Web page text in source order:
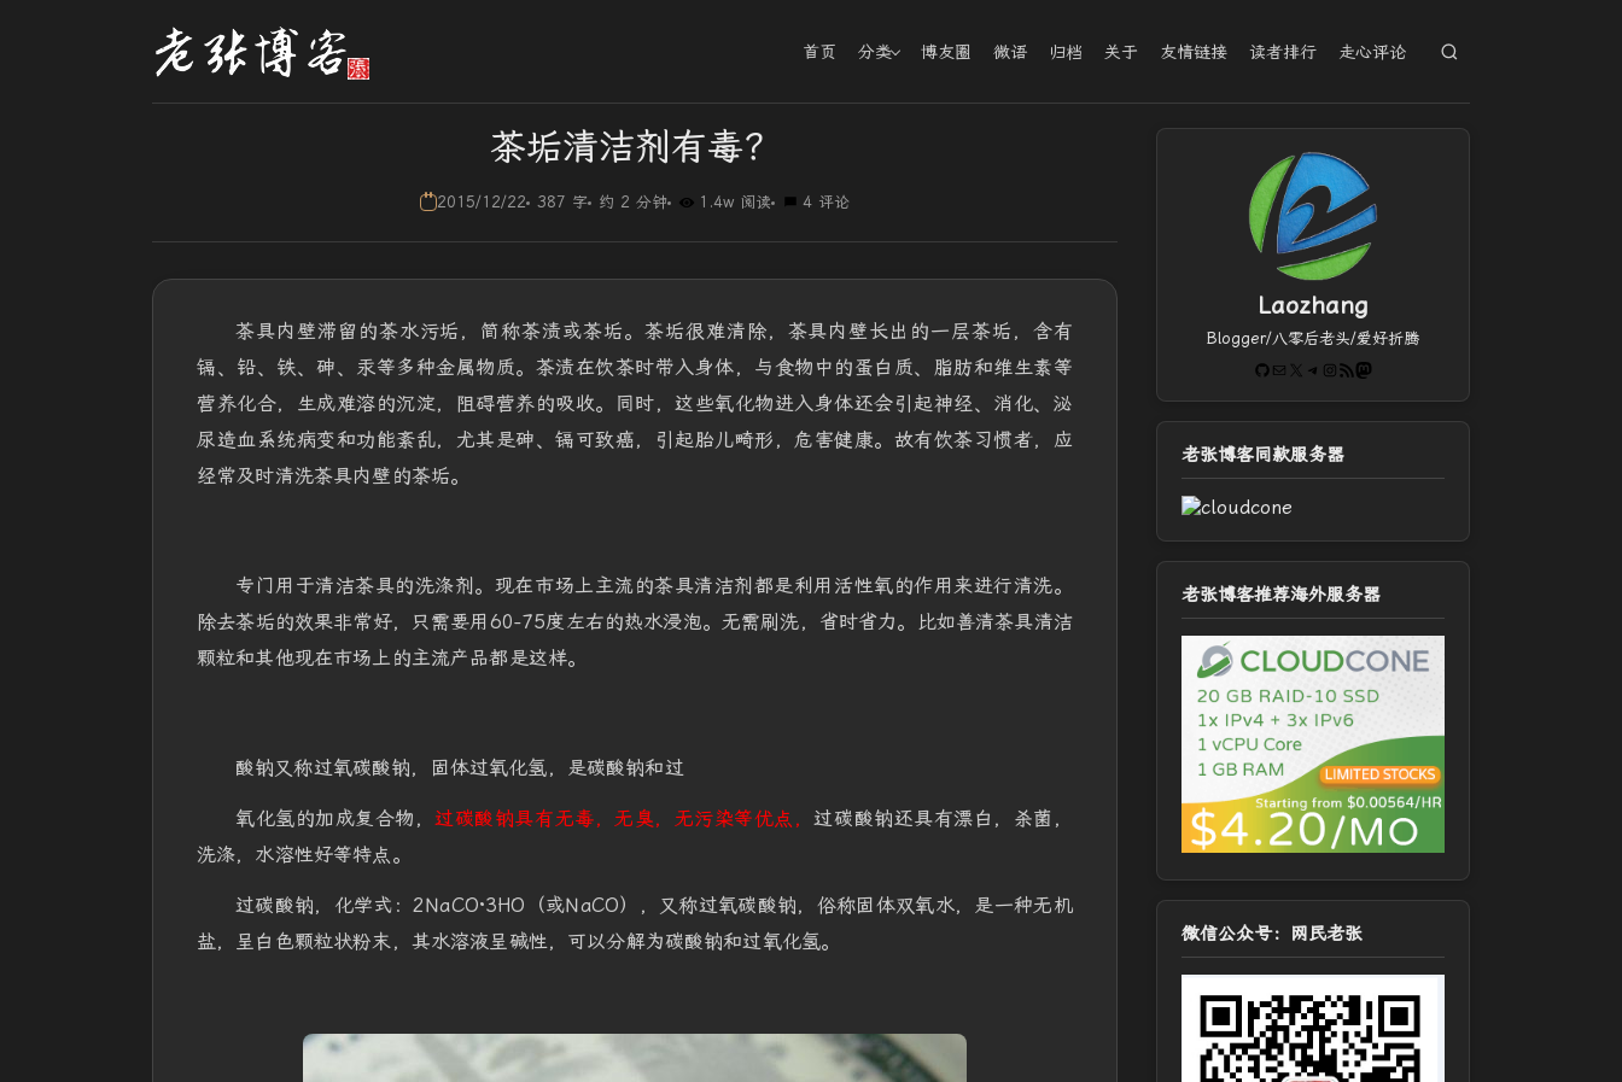
首页 分类 博友圈 微语 归档 关于 友情链接 读者排行 走心评论
茶垢清洁剂有毒？
2015/12/22 387 字 约 2 分钟 1.4w 阅读 4 评论
茶具内壁滞留的茶水污垢，简称茶渍或茶垢。茶垢很难清除，茶具内壁长出的一层茶垢，含有
镉、铅、铁、砷、汞等多种金属物质。茶渍在饮茶时带入身体，与食物中的蛋白质、脂肪和维生素等
营养化合，生成难溶的沉淀，阻碍营养的吸收。同时，这些氧化物进入身体还会引起神经、消化、泌
尿造血系统病变和功能紊乱，尤其是砷、镉可致癌，引起胎儿畸形，危害健康。故有饮茶习惯者，应
经常及时清洗茶具内壁的茶垢。
专门用于清洁茶具的洗涤剂。现在市场上主流的茶具清洁剂都是利用活性氧的作用来进行清洗。
除去茶垢的效果非常好，只需要用60-75度左右的热水浸泡。无需刷洗，省时省力。比如善清茶具清洁
颗粒和其他现在市场上的主流产品都是这样。
酸钠又称过氧碳酸钠，固体过氧化氢，是碳酸钠和过
氧化氢的加成复合物，过碳酸钠具有无毒，无臭，无污染等优点，过碳酸钠还具有漂白，杀菌，
洗涤，水溶性好等特点。
过碳酸钠，化学式：2NaCO·3HO（或NaCO），又称过氧碳酸钠，俗称固体双氧水，是一种无机
盐，呈白色颗粒状粉末，其水溶液呈碱性，可以分解为碳酸钠和过氧化氢。
Laozhang
Blogger/八零后老头/爱好折腾
GitHub
电子邮件 X Telegram
Instagram
RSS FeedMastodon
老张博客同款服务器
老张博客推荐海外服务器
微信公众号：网民老张